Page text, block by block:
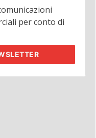
per conto di